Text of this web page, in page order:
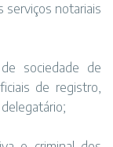
serviços notariais
sociedade de
de registro,